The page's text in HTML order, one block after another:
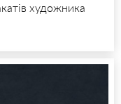
художника